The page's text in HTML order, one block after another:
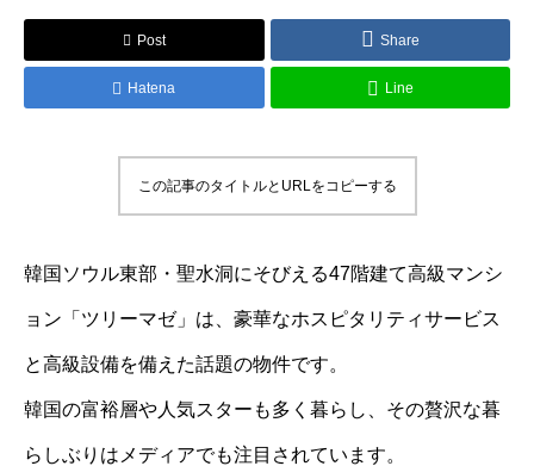
Post Share
Hatena Line
この記事のタイトルとURLをコピーする
韓国ソウル東部・聖水洞にそびえる47階建て高級マンシ
ョン「ツリーマゼ」は、豪華なホスピタリティサービス
と高級設備を備えた話題の物件です。
韓国の富裕層や人気スターも多く暮らし、その贅沢な暮
らしぶりはメディアでも注目されています。